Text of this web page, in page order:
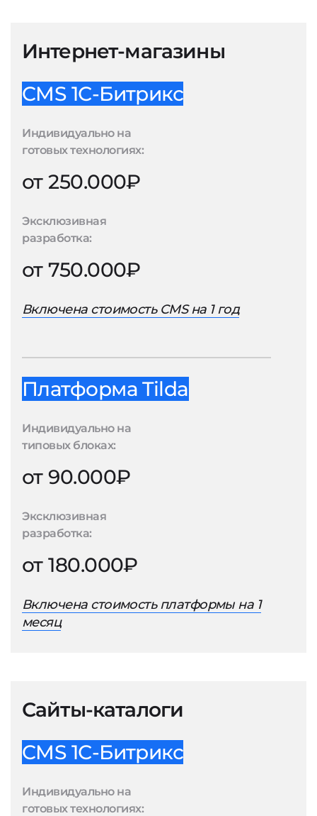
Интернет-магазины
CMS 1С-Битрикс
Индивидуально на
готовых технологиях:
от 250.000₽
Эксклюзивная
разработка:
от 750.000₽
Включена стоимость CMS на 1 год
Платформа Tilda
Индивидуально на
типовых блоках:
от 90.000₽
Эксклюзивная
разработка:
от 180.000₽
Включена стоимость платформы на 1
месяц
Сайты-каталоги
CMS 1С-Битрикс
Индивидуально на
готовых технологиях: